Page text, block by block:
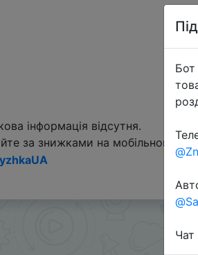
інформація відсутня.
за знижками на мобільному, в
Чат